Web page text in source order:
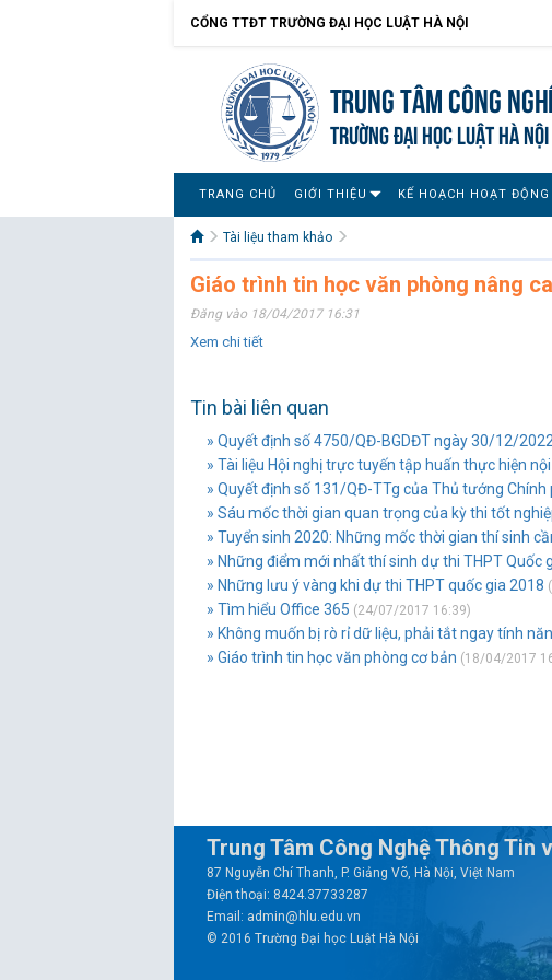
CỔNG TTĐT TRƯỜNG ĐẠI HỌC LUẬT HÀ NỘI
Trung tâm công
TRƯỜNG ĐẠI HỌC LUẬT HÀ NỘI
TRANG CHỦ GIỚI THIỆU KẾ HOẠCH HOẠT ĐỘNG
Tài liệu tham khảo
Giáo trình tin học văn phòng nâng
Đăng vào 18/04/2017 16:31
Xem chi tiết
Tin bài liên quan
» Quyết định số 4750/QĐ-BGDĐT ngày 30/12/
» Tài liệu Hội nghị trực tuyến tập huấn thực hiện
» Quyết định số 131/QĐ-TTg của Thủ tướng Chính
» Sáu mốc thời gian quan trọng của kỳ thi tốt
» Tuyển sinh 2020: Những mốc thời gian thí sinh
» Những điểm mới nhất thí sinh dự thi THPT Quốc
» Những lưu ý vàng khi dự thi THPT quốc gia 2018
» Tìm hiểu Office 365 (24/07/2017 16:39)
» Không muốn bị rò rỉ dữ liệu, phải tắt ngay tính
» Giáo trình tin học văn phòng cơ bản (18/04/2017
Trung Tâm Công Nghệ Thông Tin
87 Nguyễn Chí Thanh, P. Giảng Võ, Hà Nội, Việt Nam
Điện thoại: 8424.37733287
Email: admin@hlu.edu.vn
© 2016 Trường Đại học Luật Hà Nội